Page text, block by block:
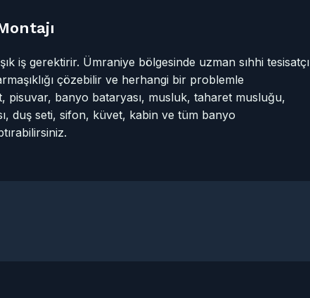
iş gerektirir. Ümraniye bölgesinde uzman sıhhi tesisatçı
çözebilir ve herhangi bir problemle
pisuvar, banyo bataryası, musluk, taharet musluğu,
duş seti, sifon, küvet, kabin ve tüm banyo